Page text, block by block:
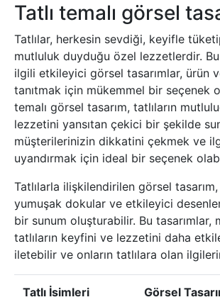
Tatlı temalı görsel
Tatlılar, herkesin sevdiği, keyifle
mutluluk duyduğu özel lezzetlerdir.
ilgili etkileyici görsel tasarımlar, ürün
tanıtmak için mükemmel bir seçenek
temalı görsel tasarım, tatlıların
lezzetini yansıtan çekici bir şekilde
müşterilerinizin dikkatini çekmek ve
uyandırmak için ideal bir seçenek
Tatlılarla ilişkilendirilen görsel
yumuşak dokular ve etkileyici
bir sunum oluşturabilir. Bu tasarımlar,
tatlıların keyfini ve lezzetini daha
iletebilir ve onların tatlılara olan
Tatlı İsimleri Görsel